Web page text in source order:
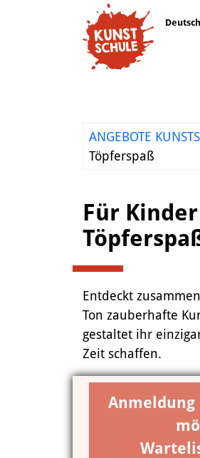
Deutsch
Kooperationen
Kunstvermittlung
ANGEBOTE
Töpferspaß
Für
Entdeckt
Ton zauberhafte
gestaltet ihr
Zeit schaffen.